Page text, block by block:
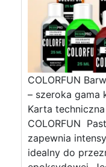
COLORFUN
– szeroka gama
Karta
COLORFUN
zapewnia
idealny do